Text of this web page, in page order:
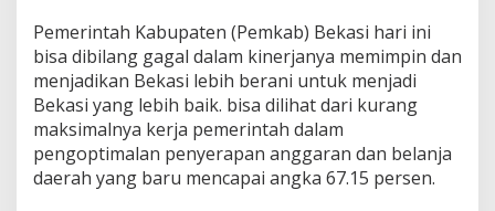
i
l
S
i
k
a
Pemerintah Kabupaten (Pemkab) Bekasi hari ini
bisa dibilang gagal dalam kinerjanya memimpin dan
menjadikan Bekasi lebih berani untuk menjadi
Bekasi yang lebih baik. bisa dilihat dari kurang
maksimalnya kerja pemerintah dalam
pengoptimalan penyerapan anggaran dan belanja
daerah yang baru mencapai angka 67.15 persen.